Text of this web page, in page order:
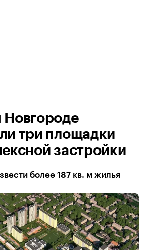
три площадки
застройки
более 187 кв. м жилья